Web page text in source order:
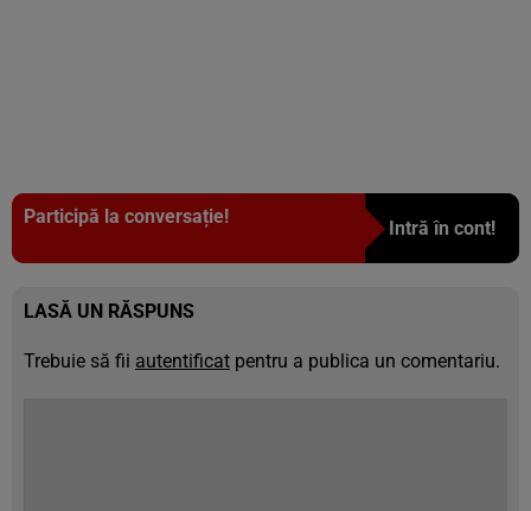
Participă la conversație!
Intră în cont!
LASĂ UN RĂSPUNS
Trebuie să fii autentificat pentru a publica un comentariu.